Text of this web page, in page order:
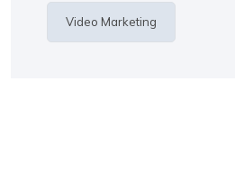
Video Marketing